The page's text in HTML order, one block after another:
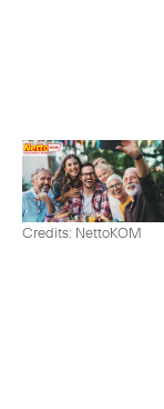
Credits: NettoKOM